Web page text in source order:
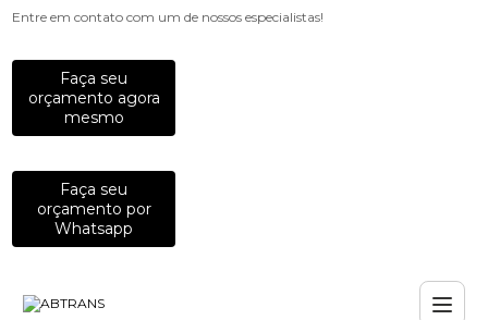
Entre em contato com um de nossos especialistas!
Faça seu
orçamento agora
mesmo
Faça seu
orçamento por
Whatsapp